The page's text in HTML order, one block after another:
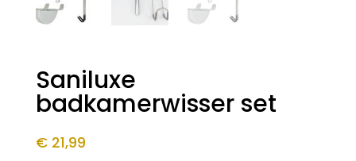
Saniluxe
badkamerwisser set
€21,99